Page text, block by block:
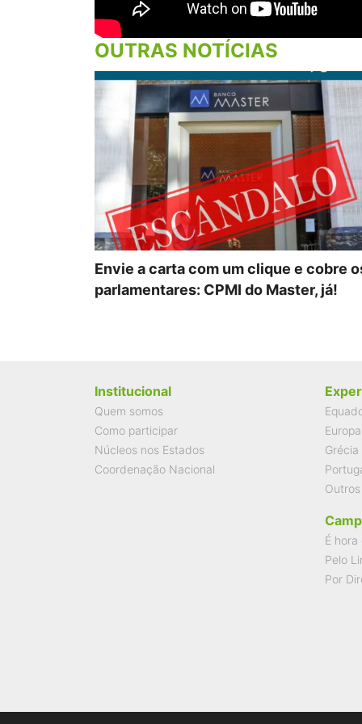
OUTRAS NOTÍCIAS
Envie a carta com um clique e cobre
parlamentares: CPMI do Master, já!
Institucional
Quem somos
Como participar
Núcleos nos Estados
Coordenação Nacional
Europa
Grécia
É
Pelo
Por